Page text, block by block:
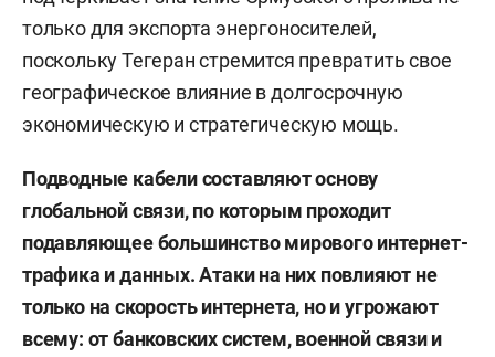
только для экспорта энергоносителей,
поскольку Тегеран стремится превратить свое
географическое влияние в долгосрочную
экономическую и стратегическую мощь.
Подводные кабели составляют основу
глобальной связи, по которым проходит
подавляющее большинство мирового интернет-
трафика и данных. Атаки на них повлияют не
только на скорость интернета, но и угрожают
всему: от банковских систем, военной связи и